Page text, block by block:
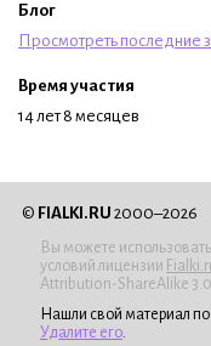
Блог
Просмотреть последние
Время участия
14 лет 8 месяцев
© FIALKI.RU 2000–2026
Вы можете
условий лицензии
Attribution-ShareAlike
Нашли свой материал
Удалите его